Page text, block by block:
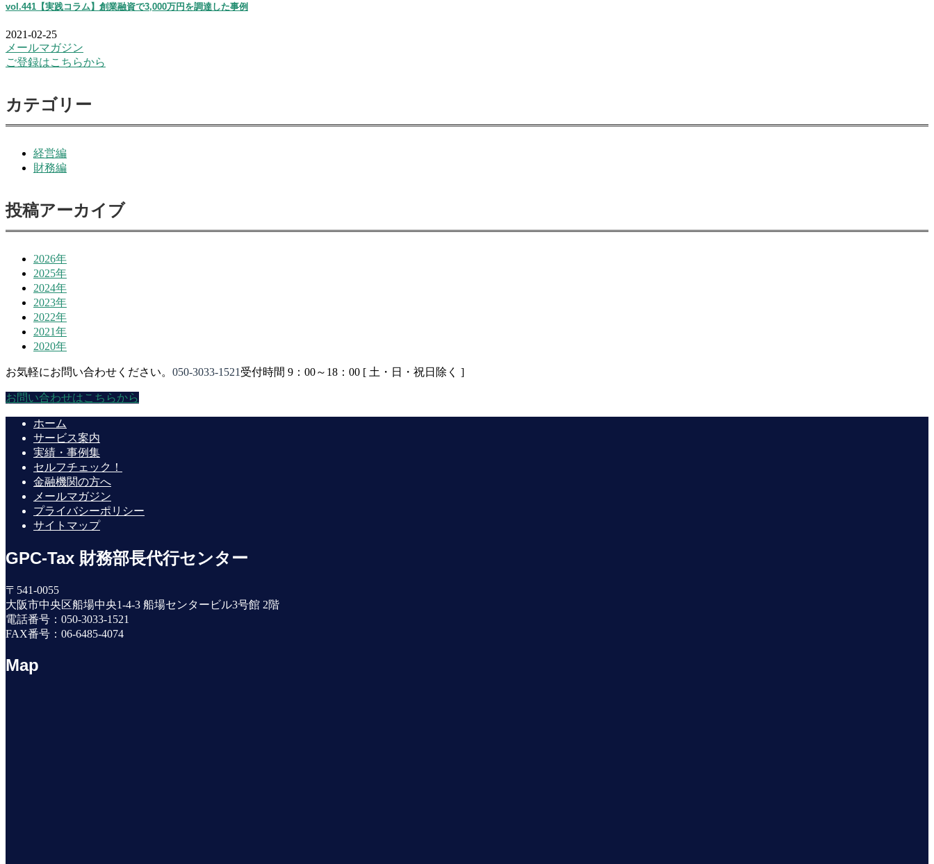
vol.441【実践コラム】創業融資で3,000万円を調達した事例
2021-02-25
メールマガジン
ご登録はこちらから
カテゴリー
経営編
財務編
投稿アーカイブ
2026年
2025年
2024年
2023年
2022年
2021年
2020年
お気軽にお問い合わせください。 050-3033-1521 受付時間 9：00～18：00 [ 土・日・祝日除く ]
お問い合わせはこちらから
ホーム
サービス案内
実績・事例集
セルフチェック！
金融機関の方へ
メールマガジン
プライバシーポリシー
サイトマップ
GPC-Tax 財務部長代行センター
〒541-0055
大阪市中央区船場中央1-4-3 船場センタービル3号館 2階
電話番号：050-3033-1521
FAX番号：06-6485-4074
Map